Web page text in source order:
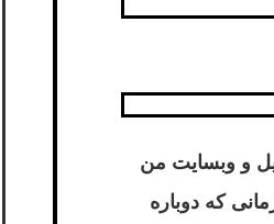
و وبسایت من
که دوباره